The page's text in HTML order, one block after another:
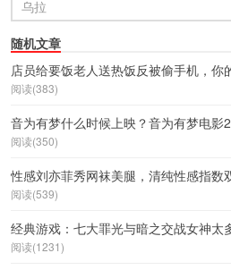
随机文章
店员给要饭老人送热饭反被偷手机，你
阅读(383)
音为有梦什么时候上映？音为有梦电影
阅读(350)
性感刘亦菲秀网袜美腿，清纯性感指数
阅读(539)
经典游戏：七大罪光与暗之交战女神太
阅读(1231)